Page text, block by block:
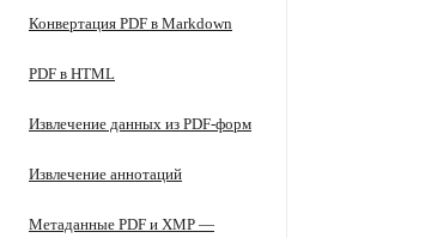
Конвертация PDF в Markdown
PDF в HTML
Извлечение данных из PDF-форм
Извлечение аннотаций
Метаданные PDF и XMP —